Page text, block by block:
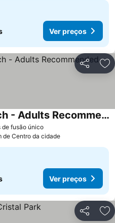
Ver preços
Partilhar
de fusão únicoVer preços
Barceló Benidorm Beach - Adults Recommended
de Centro da cidade
Ver preços
Partilhar